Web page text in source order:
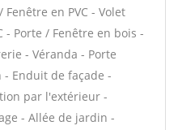
en PVC - Volet
- Porte / Fenêtre en bois -
- Véranda - Porte
Enduit de façade -
par l'extérieur -
- Allée de jardin -